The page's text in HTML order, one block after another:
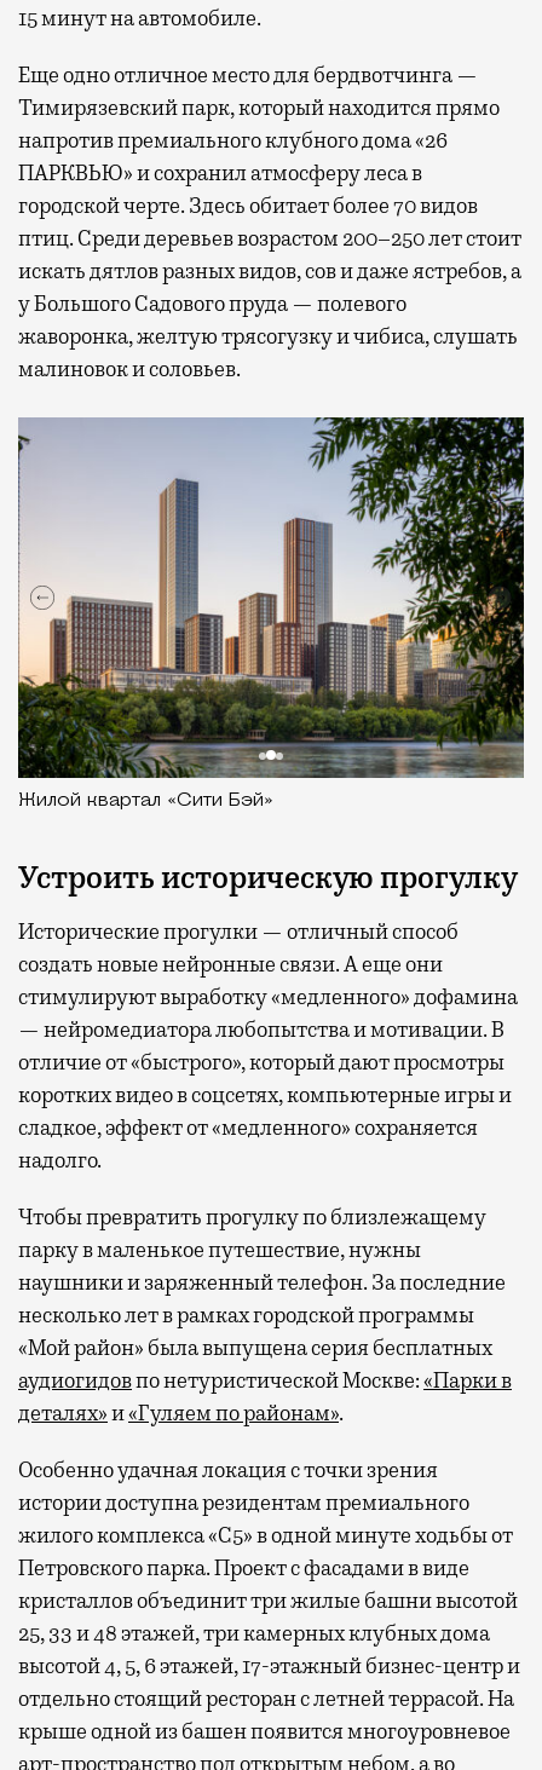
15 минут на автомобиле.
Еще одно отличное место для бердвотчинга —
Тимирязевский парк, который находится прямо
напротив премиального клубного дома «26
ПАРКВЬЮ» и сохранил атмосферу леса в
городской черте. Здесь обитает более 70 видов
птиц. Среди деревьев возрастом 200–250 лет стоит
искать дятлов разных видов, сов и даже ястребов, а
у Большого Садового пруда — полевого
жаворонка, желтую трясогузку и чибиса, слушать
малиновок и соловьев.
Жилой квартал «Сити Бэй»
Устроить историческую прогулку
Исторические прогулки — отличный способ
создать новые нейронные связи. А еще они
стимулируют выработку «медленного» дофамина
— нейромедиатора любопытства и мотивации. В
отличие от «быстрого», который дают просмотры
коротких видео в соцсетях, компьютерные игры и
сладкое, эффект от «медленного» сохраняется
надолго.
Чтобы превратить прогулку по близлежащему
парку в маленькое путешествие, нужны
наушники и заряженный телефон. За последние
несколько лет в рамках городской программы
«Мой район» была выпущена серия бесплатных
аудиогидовпо нетуристической Москве:«Парки в
деталях»и«Гуляем по районам».
Особенно удачная локация с точки зрения
истории доступна резидентам премиального
жилого комплекса «С5»в одной минуте ходьбы от
Петровского парка. Проект с фасадами в виде
кристаллов объединит три жилые башни высотой
25, 33 и 48 этажей, три камерных клубных дома
высотой 4, 5, 6 этажей, 17-этажный бизнес-центр и
отдельно стоящий ресторан с летней террасой. На
крыше одной из башен появится многоуровневое
арт-пространство под открытым небом, а во